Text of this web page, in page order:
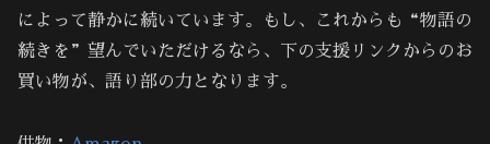
によって静かに続いています。もし、これからも“物語の
続きを”望んでいただけるなら、下の支援リンクからのお
買い物が、語り部の力となります。